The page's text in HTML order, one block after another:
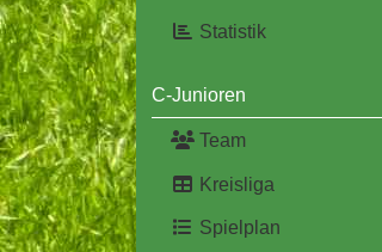
Statistik
C-Junioren
Team
Kreisliga
Spielplan